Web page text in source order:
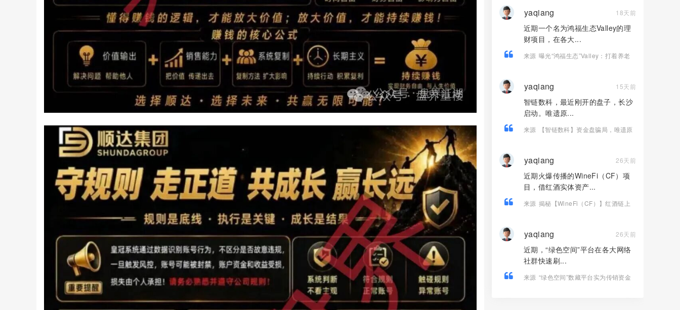
yaqiang 18天前
近期一个名为鸿福生态Valley的理
财项目，在各大...
来源 曝光“鸿福生态”Valley：打着养老
yaqiang 15天前
智链数科，最近刚开的盘子，长沙
启动。唯遗原...
来源
【智链数科】资金盘骗局，唯遗原
yaqiang 26天前
近期火爆传播的WineFi（CF）项
目，借红酒实体资产...
来源 揭秘【WineFi（CF）】红酒链上
yaqiang 26天前
近期，“绿色空间”平台在各大网络
社群快速刷...
来源 “绿色空间”数藏平台实为传销资金